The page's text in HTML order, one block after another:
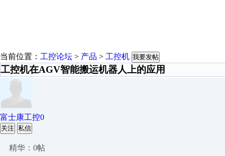
当前位置： 工控论坛 > 产品 > 工控机 我要发帖
工控机在AGV智能搬运机器人上的应用
富士康工控0
关注 私信
精华：0帖